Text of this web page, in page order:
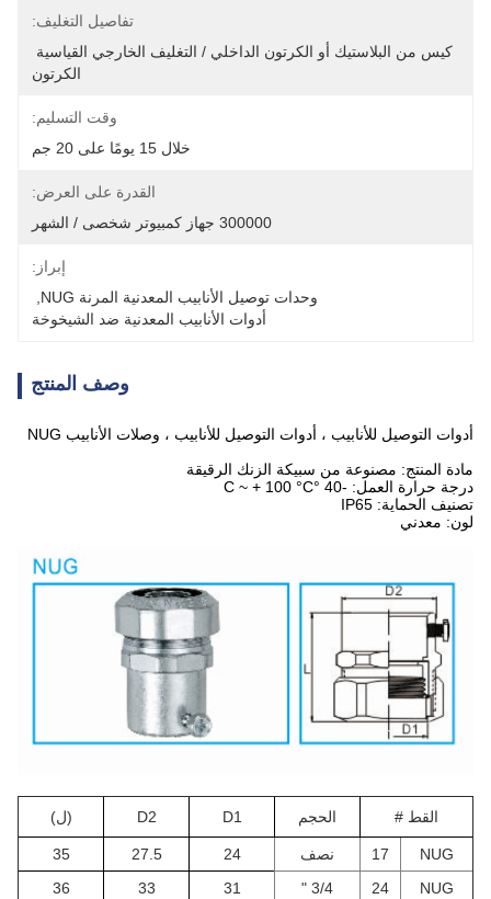
تفاصيل التغليف:
الكرتون
وقت التسليم:
خلال 15 يومًا على 20 جم
القدرة على العرض:
300000 جهاز كمبيوتر شخصى / الشهر
إبراز:
وحدات توصيل الأنابيب المعدنية المرنة NUG
أدوات الأنابيب المعدنية ضد الشيخوخة
وصف المنتج
أدوات التوصيل للأنابيب ، أدوات التوصيل للأنابيب ، وصلات الأنابيب NUG
مادة المنتج: مصنوعة من سبيكة الزنك الرقيقة
درجة حرارة العمل: -40 °C ~ + 100 °C
تصنيف الحماية: IP65
لون: معدني
القط # الحجم D1
D2 (ل)
NUG
17 نصف 24
27.5
35
NUG
24
3/4 "
31
33
36